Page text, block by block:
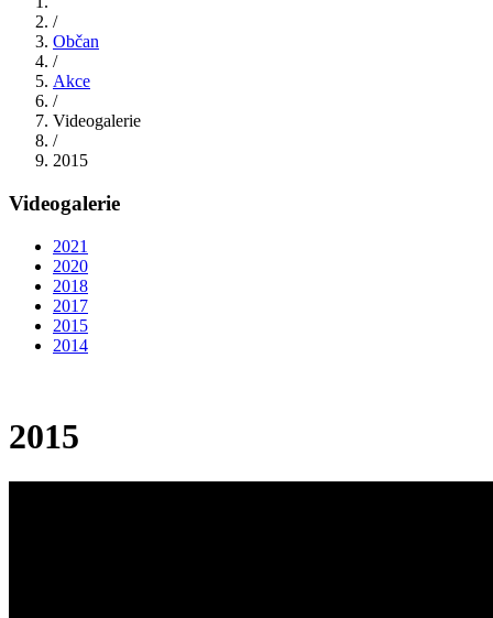
/
Občan
/
Akce
/
Videogalerie
/
2015
Videogalerie
2021
2020
2018
2017
2015
2014
2015